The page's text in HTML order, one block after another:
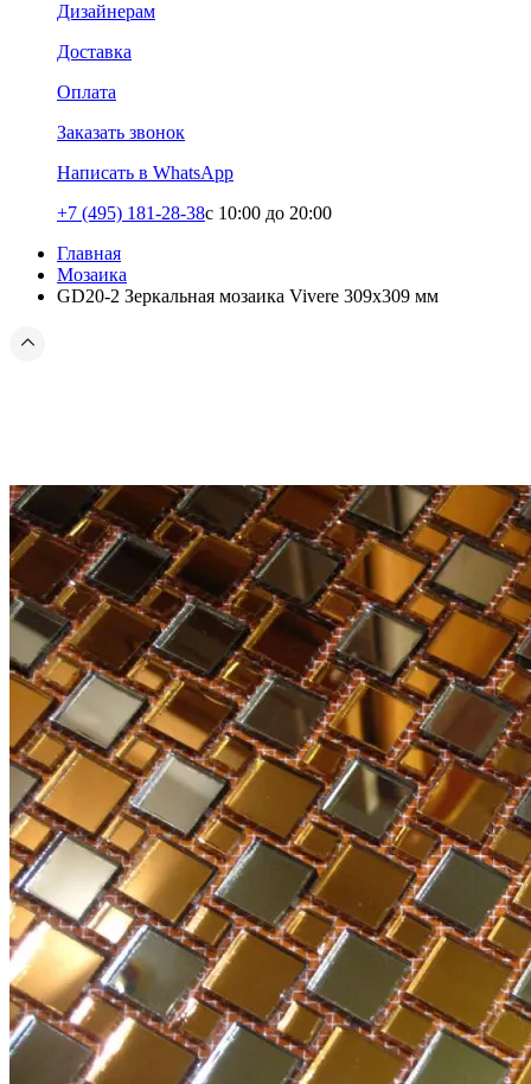
Дизайнерам
Доставка
Оплата
Заказать звонок
Написать в WhatsApp
+7 (495) 181-28-38c 10:00 до 20:00
Главная
Мозаика
GD20-2 Зеркальная мозаика Vivere 309x309 мм